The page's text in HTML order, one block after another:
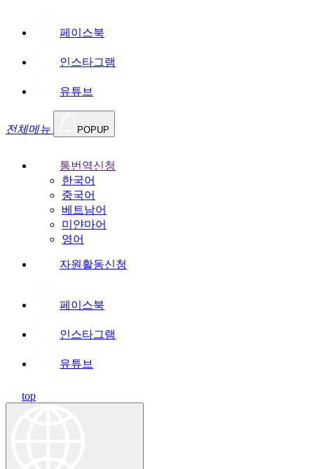
페이스북
인스타그램
유튜브
전체메뉴 POPUP
통번역신청
한국어
중국어
베트남어
미얀마어
영어
자원활동신청
페이스북
인스타그램
유튜브
top